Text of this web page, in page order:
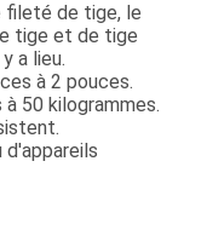
fileté de tige, le
tige et de tige
a lieu.
à 2 pouces.
50 kilogrammes.
d'appareils